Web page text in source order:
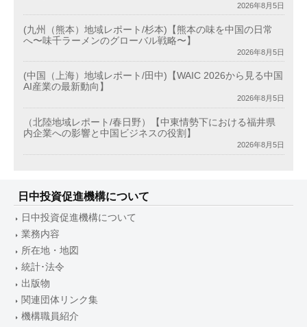
2026年8月5日
(九州（熊本）地域レポート/杉本)【熊本の味を中国の日常
へ〜味千ラーメンのグローバル戦略〜】
2026年8月5日
(中国（上海）地域レポート/田中)【WAIC 2026から見る中国
AI産業の最新動向】
2026年8月5日
（北陸地域レポート/春日野）【中東情勢下における福井県
内企業への影響と中国ビジネスの役割】
2026年8月5日
日中投資促進機構について
日中投資促進機構について
業務内容
所在地・地図
統計･法令
出版物
関連団体リンク集
機構職員紹介